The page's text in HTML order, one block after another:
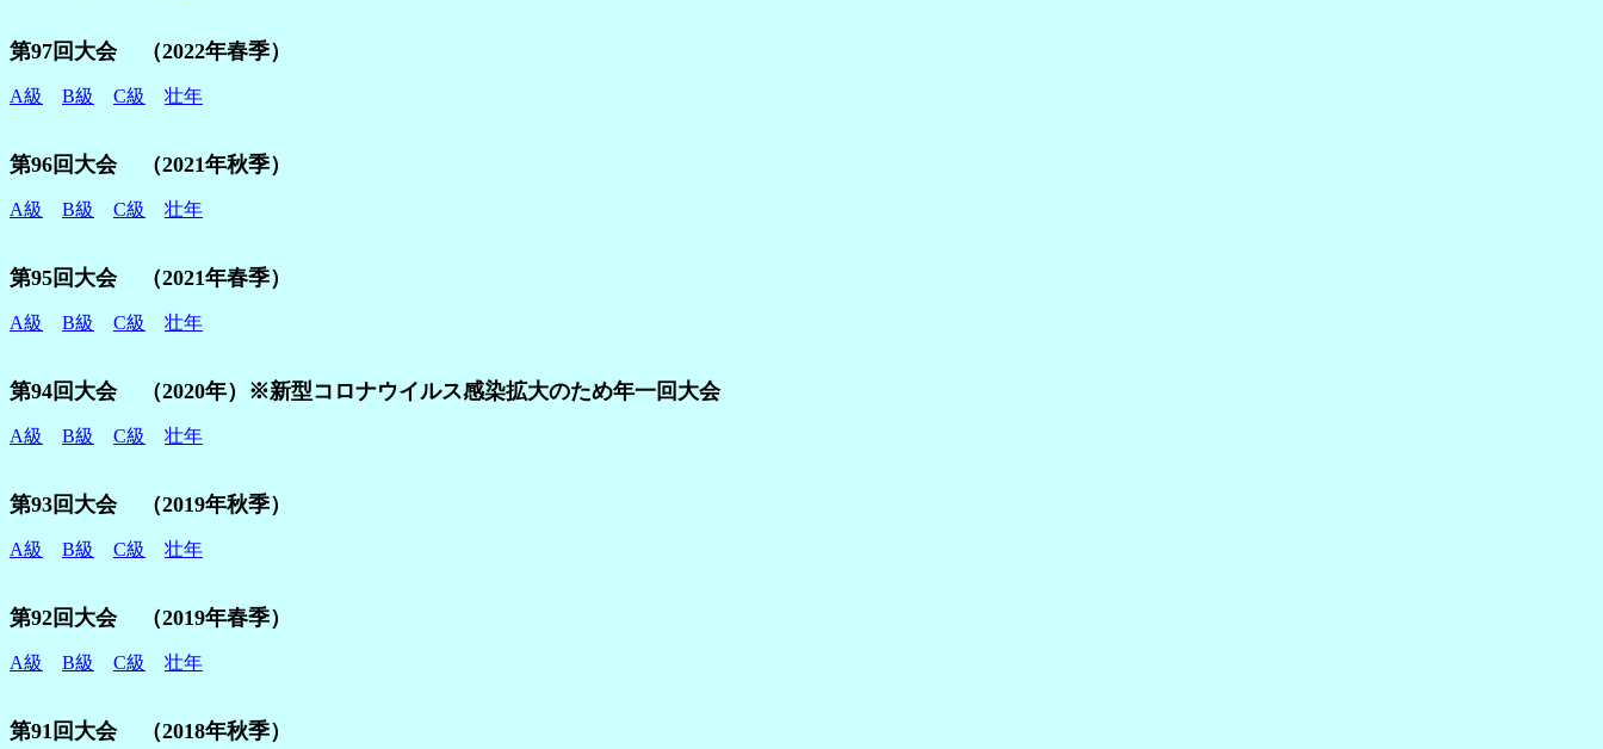
第97回大会 （2022年春季）
A級 B級 C級 壮年
第96回大会 （2021年秋季）
A級 B級 C級 壮年
第95回大会 （2021年春季）
A級 B級 C級 壮年
第94回大会 （2020年）※新型コロナウイルス感染拡大のため年一回大会
A級 B級 C級 壮年
第93回大会 （2019年秋季）
A級 B級 C級 壮年
第92回大会 （2019年春季）
A級 B級 C級 壮年
第91回大会 （2018年秋季）